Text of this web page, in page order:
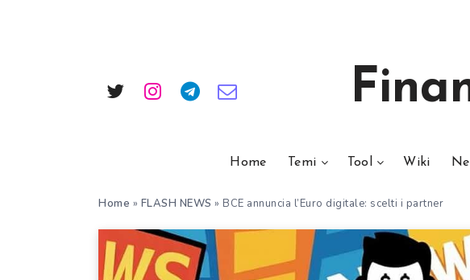
Home Temi Tool Wiki
Home » FLASH NEWS » BCE annuncia l’Euro digitale: scelti i partner